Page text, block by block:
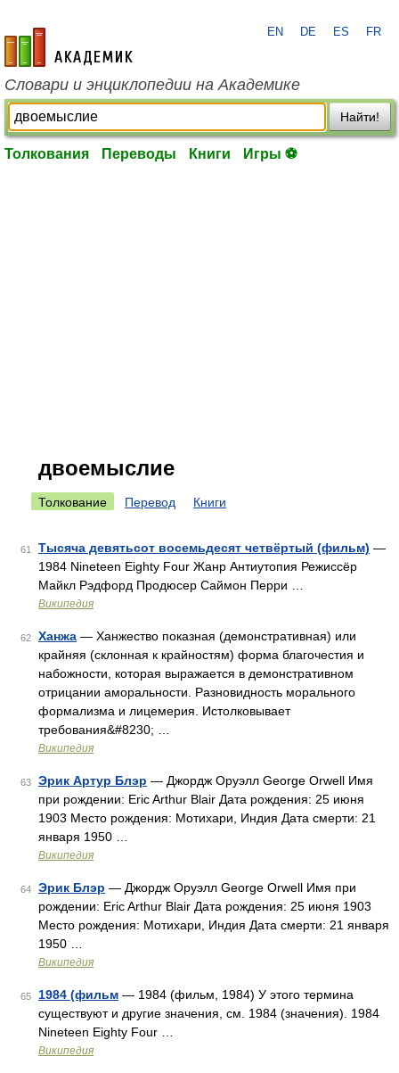
academic.ru
EN DE ES FR
Словари и энциклопедии на Академике
Найти!
Толкования Переводы Книги Игры ⚽
двоемыслие
Толкование Перевод Книги
61 Тысяча девятьсот восемьдесят четвёртый (фильм) —
1984 Nineteen Eighty Four Жанр Антиутопия Режиссёр
Майкл Рэдфорд Продюсер Саймон Перри …
Википедия
62 Ханжа — Ханжество показная (демонстративная) или
крайняя (склонная к крайностям) форма благочестия и
набожности, которая выражается в демонстративном
отрицании аморальности. Разновидность морального
формализма и лицемерия. Истолковывает
требования&#8230; …
Википедия
63 Эрик Артур Блэр — Джордж Оруэлл George Orwell Имя
при рождении: Eric Arthur Blair Дата рождения: 25 июня
1903 Место рождения: Мотихари, Индия Дата смерти: 21
января 1950 …
Википедия
64 Эрик Блэр — Джордж Оруэлл George Orwell Имя при
рождении: Eric Arthur Blair Дата рождения: 25 июня 1903
Место рождения: Мотихари, Индия Дата смерти: 21 января
1950 …
Википедия
65 1984 (фильм — 1984 (фильм, 1984) У этого термина
существуют и другие значения, см. 1984 (значения). 1984
Nineteen Eighty Four …
Википедия